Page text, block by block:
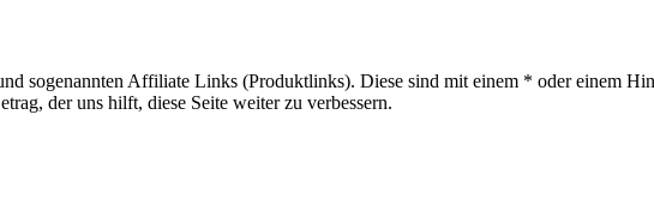
sogenannten Affiliate Links (Produktlinks). Diese sind mit einem * oder einem
der uns hilft, diese Seite weiter zu verbessern.